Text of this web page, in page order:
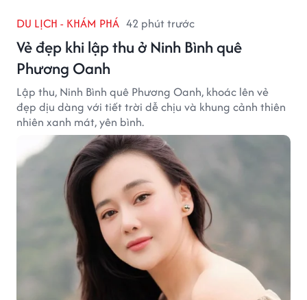
DU LỊCH - KHÁM PHÁ 42 phút trước
Vẻ đẹp khi lập thu ở Ninh Bình quê
Phương Oanh
Lập thu, Ninh Bình quê Phương Oanh, khoác lên vẻ
đẹp dịu dàng với tiết trời dễ chịu và khung cảnh thiên
nhiên xanh mát, yên bình.